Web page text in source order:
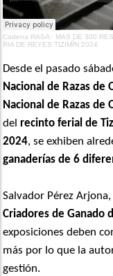
Cadena RASA · MAS DE 300
RIA DE REYES TIZIMÍN 2024
Desde el pasado
Nacional de Razas de
Nacional de Razas de
delrecinto ferial de
2024, se exhiben
ganaderías de 6
Salvador Pérez
Criadores de Ganado
exposiciones deben
más por lo que la
gestión.